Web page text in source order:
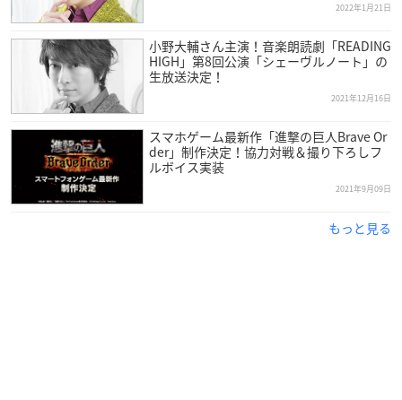
2022年1月21日
小野大輔さん主演！音楽朗読劇「READING
HIGH」第8回公演「シェーヴルノート」の
生放送決定！
2021年12月16日
スマホゲーム最新作「進撃の巨人Brave Or
der」制作決定！協力対戦＆撮り下ろしフ
ルボイス実装
2021年9月09日
もっと見る